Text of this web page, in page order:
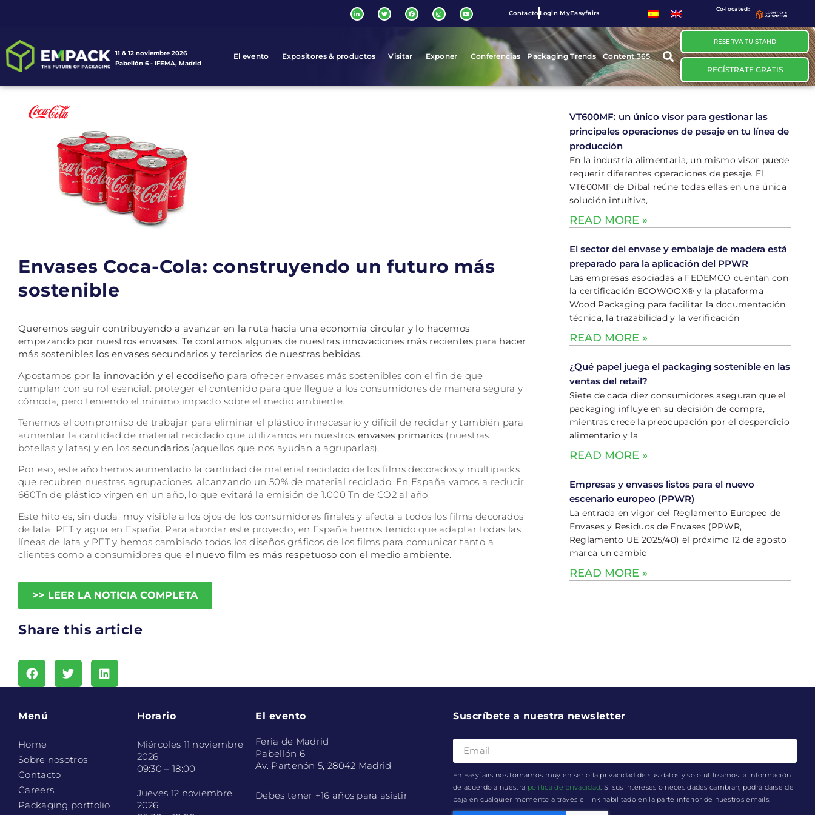
Contacto Login MyEasyfairs
Co-located:
11 & 12 noviembre 2026
Pabellón 6 - IFEMA, Madrid
El evento Expositores & productos Visitar Exponer Conferencias Packaging Trends Content 365
RESERVA TU STAND
REGÍSTRATE GRATIS
Envases Coca-Cola: construyendo un futuro más
sostenible
Queremos seguir contribuyendo a avanzar en la ruta hacia una economía circular y lo hacemos
empezando por nuestros envases. Te contamos algunas de nuestras innovaciones más recientes para hacer
más sostenibles los envases secundarios y terciarios de nuestras bebidas.
Apostamos por la innovación y el ecodiseño para ofrecer envases más sostenibles con el fin de que
cumplan con su rol esencial: proteger el contenido para que llegue a los consumidores de manera segura y
cómoda, pero teniendo el mínimo impacto sobre el medio ambiente.
Tenemos el compromiso de trabajar para eliminar el plástico innecesario y difícil de reciclar y también para
aumentar la cantidad de material reciclado que utilizamos en nuestros envases primarios (nuestras
botellas y latas) y en los secundarios (aquellos que nos ayudan a agruparlas).
Por eso, este año hemos aumentado la cantidad de material reciclado de los films decorados y multipacks
que recubren nuestras agrupaciones, alcanzando un 50% de material reciclado. En España vamos a reducir
660Tn de plástico virgen en un año, lo que evitará la emisión de 1.000 Tn de CO2 al año.
Este hito es, sin duda, muy visible a los ojos de los consumidores finales y afecta a todos los films decorados
de lata, PET y agua en España. Para abordar este proyecto, en España hemos tenido que adaptar todas las
líneas de lata y PET y hemos cambiado todos los diseños gráficos de los films para comunicar tanto a
clientes como a consumidores queel nuevo film es más respetuoso con el medio ambiente
>> LEER LA NOTICIA COMPLETA
Share this article
VT600MF: un único visor para gestionar las
principales operaciones de pesaje en tu línea de
producción
En la industria alimentaria, un mismo visor puede
requerir diferentes operaciones de pesaje. El
VT600MF de Dibal reúne todas ellas en una única
solución intuitiva,
READ MORE »
El sector del envase y embalaje de madera está
preparado para la aplicación del PPWR
Las empresas asociadas a FEDEMCO cuentan con
la certificación ECOWOOX® y la plataforma
Wood Packaging para facilitar la documentación
técnica, la trazabilidad y la verificación
READ MORE »
¿Qué papel juega el packaging sostenible en las
ventas del retail?
Siete de cada diez consumidores aseguran que el
packaging influye en su decisión de compra,
mientras crece la preocupación por el desperdicio
alimentario y la
READ MORE »
Empresas y envases listos para el nuevo
escenario europeo (PPWR)
La entrada en vigor del Reglamento Europeo de
Envases y Residuos de Envases (PPWR,
Reglamento UE 2025/40) el próximo 12 de agosto
marca un cambio
READ MORE »
Menú
Home
Sobre nosotros
Contacto
Careers
Packaging portfolio
Horario
Miércoles 11 noviembre
2026
09:30 – 18:00
Jueves 12 noviembre
2026
El evento
Feria de Madrid
Pabellón 6
Av. Partenón 5, 28042 Madrid
Debes tener +16 años para asistir
Suscríbete a nuestra newsletter
En Easyfairs nos tomamos muy en serio la privacidad de sus datos y sólo utilizamos la información
de acuerdo a nuestra política de privacidad . Si sus intereses o necesidades cambian, podrá darse de
baja en cualquier momento a través el link habilitado en la parte inferior de nuestros emails.